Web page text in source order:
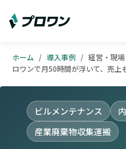
ホーム / 導入事例 / 経営・現
ロワンで月50時間が浮いて、売上
ビルメンテナンス
産業廃棄物収集運搬